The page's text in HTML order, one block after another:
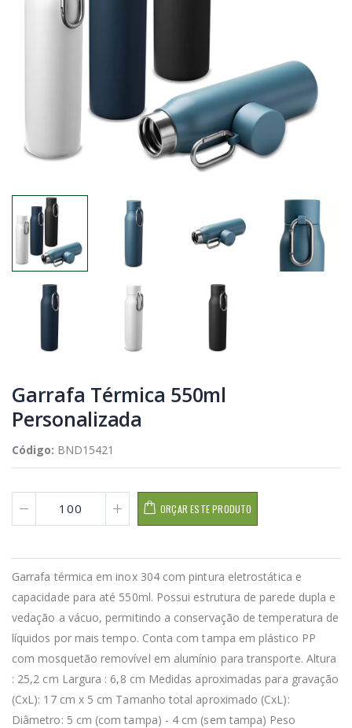
Garrafa Térmica 550ml
Personalizada
Código: BND15421
ORÇAR ESTE PRODUTO
Garrafa térmica em inox 304 com pintura eletrostática e
capacidade para até 550ml. Possui estrutura de parede dupla e
vedação a vácuo, permitindo a conservação de temperatura de
líquidos por mais tempo. Conta com tampa em plástico PP
com mosquetão removível em alumínio para transporte. Altura
: 25,2 cm Largura : 6,8 cm Medidas aproximadas para gravação
(CxL): 17 cm x 5 cm Tamanho total aproximado (CxL):
Diâmetro: 5 cm (com tampa) - 4 cm (sem tampa) Peso